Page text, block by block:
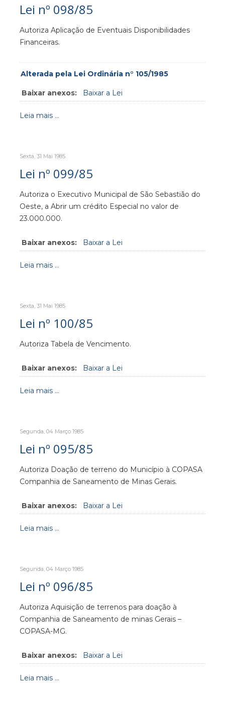
Lei nº 098/85
Autoriza Aplicação de Eventuais Disponibilidades
Financeiras.
Alterada pela Lei Ordinária n° 105/1985
Baixar anexos: Baixar a Lei
Leia mais ...
Sexta, 31 Mai 1985
Lei nº 099/85
Autoriza o Executivo Municipal de São Sebastião do
Oeste, a Abrir um crédito Especial no valor de
23.000.000.
Baixar anexos: Baixar a Lei
Leia mais ...
Sexta, 31 Mai 1985
Lei nº 100/85
Autoriza Tabela de Vencimento.
Baixar anexos: Baixar a Lei
Leia mais ...
Segunda, 04 Março 1985
Lei nº 095/85
Autoriza Doação de terreno do Município à COPASA
Companhia de Saneamento de Minas Gerais.
Baixar anexos: Baixar a Lei
Leia mais ...
Segunda, 04 Março 1985
Lei nº 096/85
Autoriza Aquisição de terrenos para doação à
Companhia de Saneamento de minas Gerais –
COPASA-MG.
Baixar anexos: Baixar a Lei
Leia mais ...